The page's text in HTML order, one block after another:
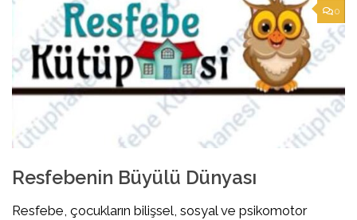
0
Resfebenin Büyülü Dünyası
Resfebe, çocukların bilişsel, sosyal ve psikomotor